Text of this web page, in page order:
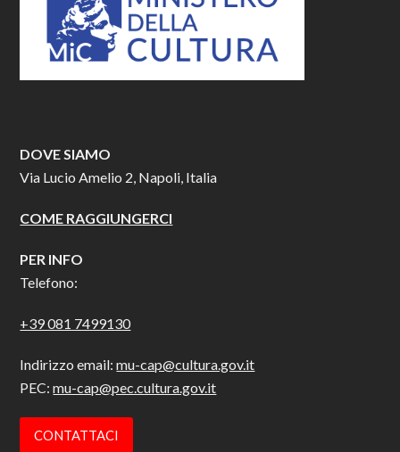
DOVE SIAMO
Via Lucio Amelio 2, Napoli, Italia
COME RAGGIUNGERCI
PER INFO
Telefono:
+39 081 7499130
Indirizzo email:mu-cap@cultura.gov.it
PEC:mu-cap@pec.cultura.gov.it
CONTATTACI